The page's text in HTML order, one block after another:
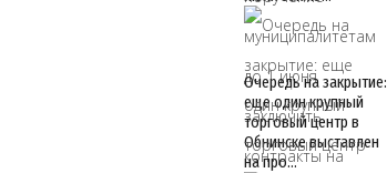
Очередь на закрытие:
еще один крупный
торговый центр в
Обнинске выставлен
на про…